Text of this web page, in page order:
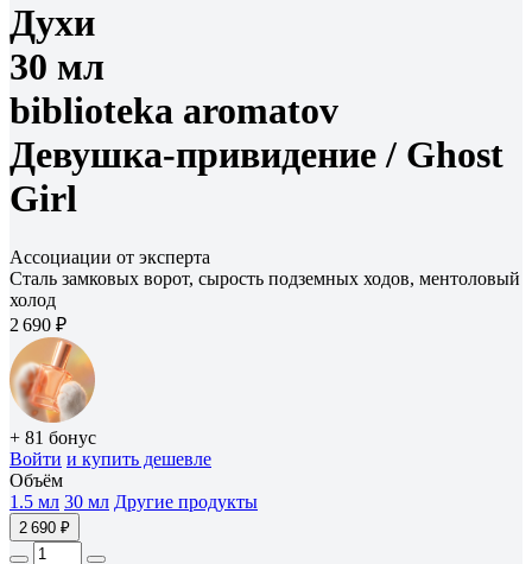
Духи
30 мл
biblioteka aromatov
Девушка-привидение / Ghost
Girl
Ассоциации от эксперта
Сталь замковых ворот, сырость подземных ходов, ментоловый
холод
2 690 ₽
+ 81 бонус
Войти и купить дешевле
Объём
1.5 мл 30 мл Другие продукты
2 690 ₽